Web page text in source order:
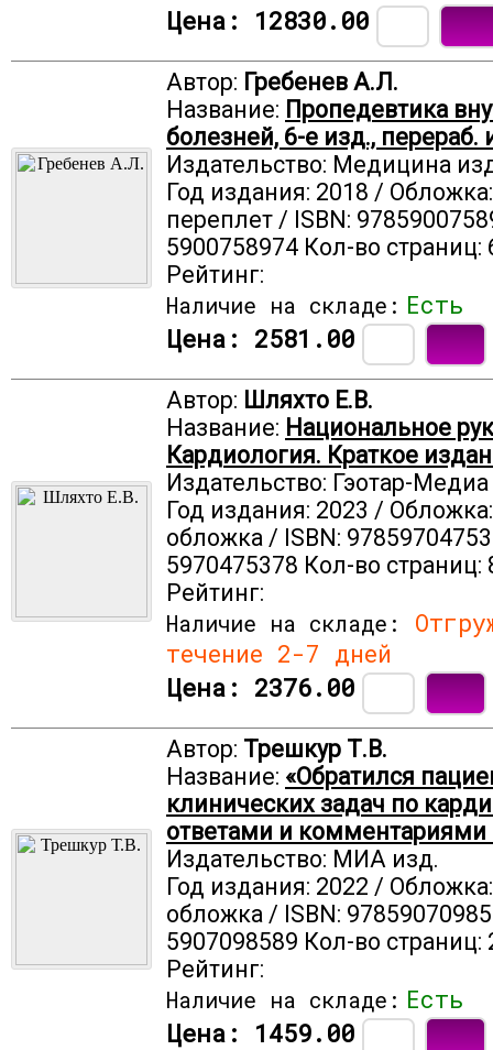
Цена: 12830.00
Автор: Гребенев А.Л.
Название: Пропедевтика
болезней, 6-е изд., перераб.
Издательство: Медицина
Год издания: 2018 /
переплет / ISBN:
5900758974 Кол-во страниц:
Рейтинг:
Наличие на складе: Есть
Цена: 2581.00
Автор: Шляхто Е.В.
Название: Национальное
Кардиология. Краткое
Издательство: Гэотар-Медиа
Год издания: 2023 /
обложка / ISBN:
5970475378 Кол-во страниц:
Рейтинг:
Наличие на складе:
течение 2-7 дней
Цена: 2376.00
Автор: Трешкур Т.В.
Название: «Обратился
клинических задач по
ответами и
Издательство: МИА изд.
Год издания: 2022 /
обложка / ISBN:
5907098589 Кол-во страниц:
Рейтинг:
Наличие на складе: Есть
Цена: 1459.00